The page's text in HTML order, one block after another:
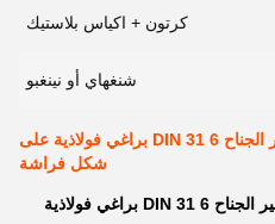
كرتون + اكياس بلاستيك
شنغهاي أو نينغبو
مسامير فراشة DIN316 مع مسامير الجناح DIN 31 6 براغي فولاذية على
شكل فراشة
مسامير الفراشة DIN316 مع مسامير الجناح DIN 31 6 براغي فولاذية